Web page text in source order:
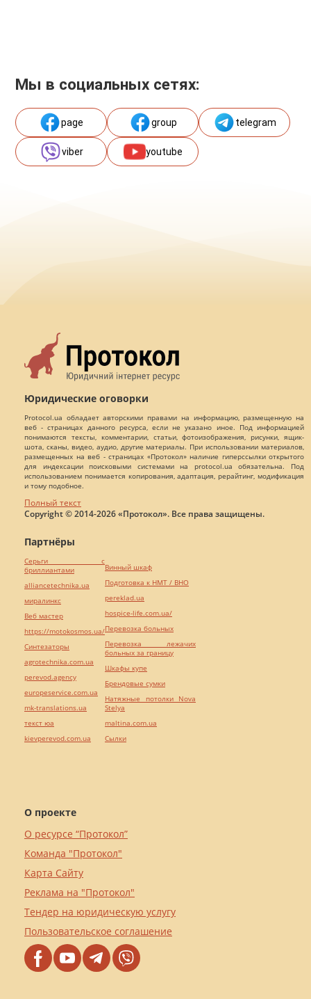
Мы в социальных сетях:
page group telegram
viber youtube
Юридические оговорки
Protocol.ua обладает авторскими правами на информацию, размещенную на
веб - страницах данного ресурса, если не указано иное. Под информацией
понимаются тексты, комментарии, статьи, фотоизображения, рисунки, ящик-
шота, сканы, видео, аудио, другие материалы. При использовании материалов,
размещенных на веб - страницах «Протокол» наличие гиперссылки открытого
для индексации поисковыми системами на protocol.ua обязательна. Под
использованием понимается копирования, адаптация, рерайтинг, модификация
и тому подобное.
Полный текст
Copyright © 2014-2026 «Протокол». Все права защищены.
О проекте
О ресурсе “Протокол”
Команда "Протокол"
Карта Сайту
Реклама на "Протокол"
Тендер на юридическую услугу
Пользовательское соглашение
Партнёры
Серьги с
бриллиантами
alliancetechnika.ua
миралинкс
Веб мастер
https://motokosmos.ua/
Синтезаторы
agrotechnika.com.ua
perevod.agency
europeservice.com.ua
mk-translations.ua
текст юа
kievperevod.com.ua
Винный шкаф
Подготовка к НМТ / ВНО
pereklad.ua
hospice-life.com.ua/
Перевозка больных
Перевозка лежачих
больных за границу
Шкафы купе
Брендовые сумки
Натяжные потолки Nova
Stelya
maltina.com.ua
Cылки